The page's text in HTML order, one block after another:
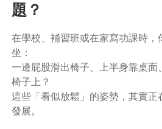
題？
在學校、補習班或在家寫功課時，
坐：
一邊屁股滑出椅子、上半身靠桌面
椅子上？
這些「看似放鬆」的姿勢，其實正
發展。